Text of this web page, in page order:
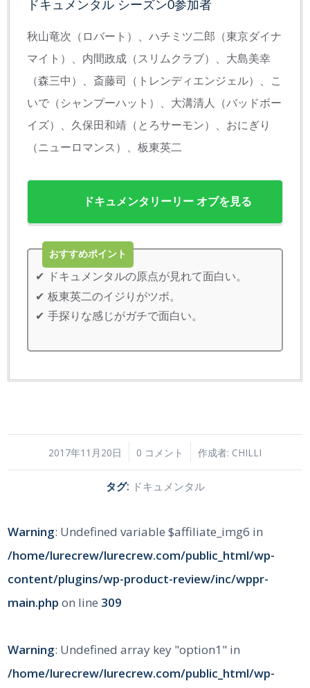
ドキュメンタル シーズン0参加者
秋山竜次（ロバート）、ハチミツ二郎（東京ダイナ
マイト）、内間政成（スリムクラブ）、大島美幸
（森三中）、斎藤司（トレンディエンジェル）、こ
いで（シャンプーハット）、大溝清人（バッドボー
イズ）、久保田和靖（とろサーモン）、おにぎり
（ニューロマンス）、板東英二
ドキュメンタリーリー オブを見る
おすすめポイント
ドキュメンタルの原点が見れて面白い。
板東英二のイジりがツボ。
手探りな感じがガチで面白い。
2017年11月20日
/ 0 コメント
/ 作成者: CHILLI
タグ: ドキュメンタル
Warning: Undefined variable $affiliate_img6 in
/home/lurecrew/lurecrew.com/public_html/wp-
content/plugins/wp-product-review/inc/wppr-
main.php on line 309
Warning: Undefined array key "option1" in
/home/lurecrew/lurecrew.com/public_html/wp-